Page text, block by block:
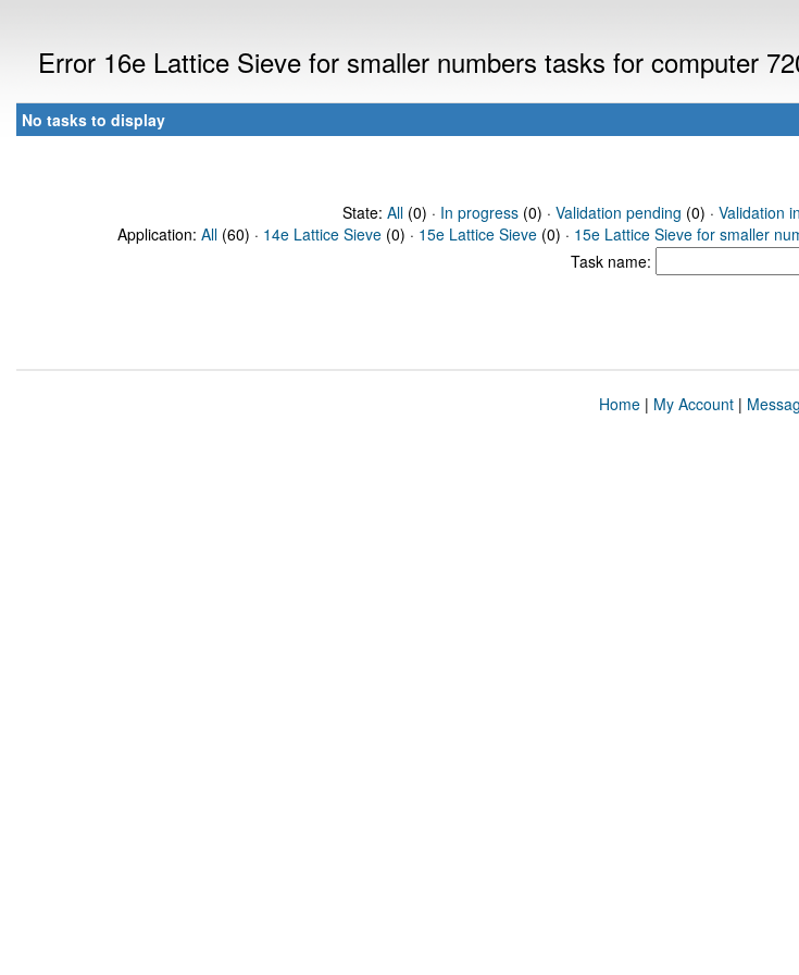
Error 16e Lattice Sieve for smaller numbers tasks for computer
No tasks to display
State: All(0) · In progress(0) · Validation pending (0) · Validation
Application: All (60) · 14e Lattice Sieve (0) · 15e Lattice Sieve (0) · 15e Lattice Sieve for smaller
Task name:
Home| My Account|